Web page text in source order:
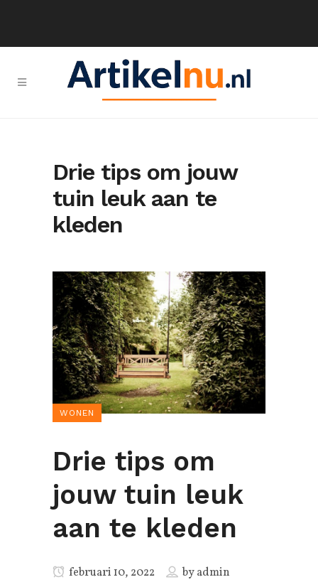
Drie tips om jouw
tuin leuk aan te
kleden
WONEN
Drie tips om
jouw tuin leuk
aan te kleden
februari 10, 2022 byadmin